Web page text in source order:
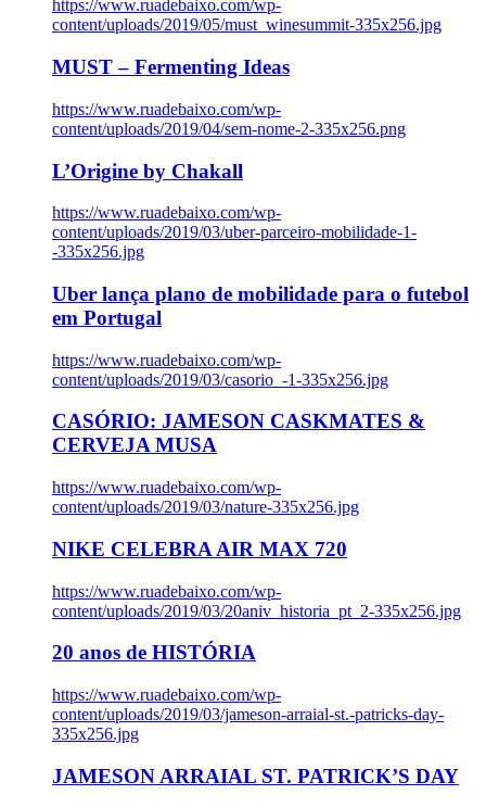
https://www.ruadebaixo.com/wp-
content/uploads/2019/05/must_winesummit-335x256.jpg
MUST – Fermenting Ideas
https://www.ruadebaixo.com/wp-
content/uploads/2019/04/sem-nome-2-335x256.png
L’Origine by Chakall
https://www.ruadebaixo.com/wp-
content/uploads/2019/03/uber-parceiro-mobilidade-1-
-335x256.jpg
Uber lança plano de mobilidade para o futebol
em Portugal
https://www.ruadebaixo.com/wp-
content/uploads/2019/03/casorio_-1-335x256.jpg
CASÓRIO: JAMESON CASKMATES &
CERVEJA MUSA
https://www.ruadebaixo.com/wp-
content/uploads/2019/03/nature-335x256.jpg
NIKE CELEBRA AIR MAX 720
https://www.ruadebaixo.com/wp-
content/uploads/2019/03/20aniv_historia_pt_2-335x256.jpg
20 anos de HISTÓRIA
https://www.ruadebaixo.com/wp-
content/uploads/2019/03/jameson-arraial-st.-patricks-day-
335x256.jpg
JAMESON ARRAIAL ST. PATRICK’S DAY